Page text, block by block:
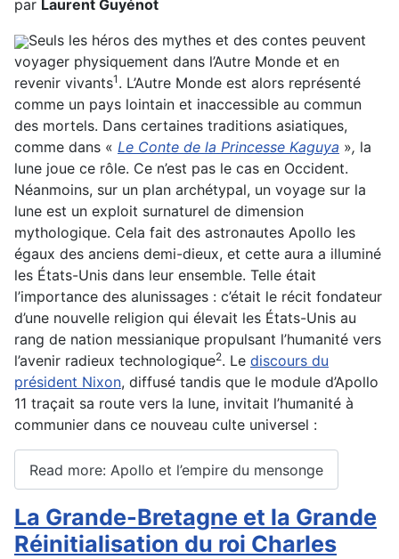
par Laurent Guyénot
Seuls les héros des mythes et des contes peuvent
voyager physiquement dans l’Autre Monde et en
revenir vivants1 . L’Autre Monde est alors représenté
comme un pays lointain et inaccessible au commun
des mortels. Dans certaines traditions asiatiques,
comme dans « Le Conte de la Princesse Kaguya », la
lune joue ce rôle. Ce n’est pas le cas en Occident.
Néanmoins, sur un plan archétypal, un voyage sur la
lune est un exploit surnaturel de dimension
mythologique. Cela fait des astronautes Apollo les
égaux des anciens demi-dieux, et cette aura a illuminé
les États-Unis dans leur ensemble. Telle était
l’importance des alunissages : c’était le récit fondateur
d’une nouvelle religion qui élevait les États-Unis au
rang de nation messianique propulsant l’humanité vers
l’avenir radieux technologique2. Le discours du
président Nixon, diffusé tandis que le module d’Apollo
11 traçait sa route vers la lune, invitait l’humanité à
communier dans ce nouveau culte universel :
Read more: Apollo et l’empire du mensonge
La Grande-Bretagne et la Grande
Réinitialisation du roi Charles